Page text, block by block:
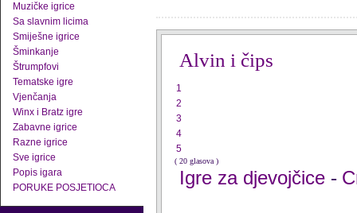
Muzičke igrice
Sa slavnim licima
Smiješne igrice
Šminkanje
Štrumpfovi
Tematske igre
Vjenčanja
Winx i Bratz igre
Zabavne igrice
Razne igrice
Sve igrice
Popis igara
PORUKE POSJETIOCA
Alvin i čips
1
2
3
4
5
( 20 glasova )
Igre za djevojčice -